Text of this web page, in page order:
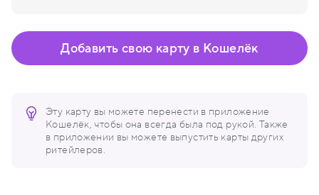
Эту карту вы можете перенести в приложение
Кошелёк, чтобы она всегда была под рукой. Также
в приложении вы можете выпустить карты других
ритейлеров.
Добавить свою карту в Кошелёк